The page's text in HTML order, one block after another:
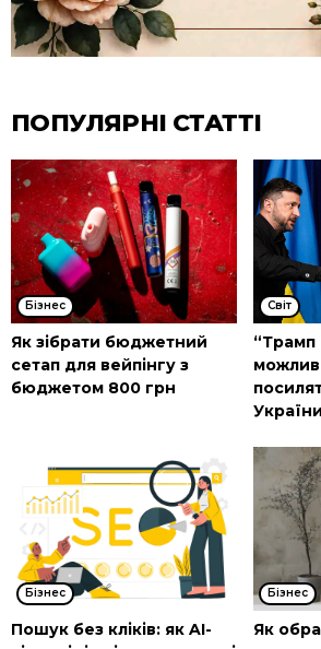
ПОПУЛЯРНІ СТАТТІ
Бізнес
Як зібрати бюджетний
сетап для вейпінгу з
бюджетом 800 грн
Cвіт
“Трамп
Бізнес
Пошук без кліків: як AI-
Бізнес
Як